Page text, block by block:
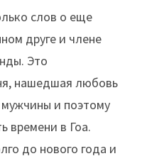
слов о еще
друге и члене
Это
нашедшая любовь
и поэтому
времени в Гоа.
до нового года и